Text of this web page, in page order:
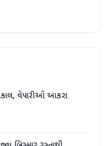
વેપારીઓ આકરા